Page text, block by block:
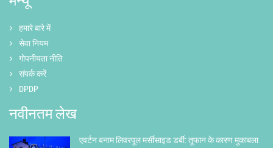
हमारे बारे में
सेवा नियम
गोपनीयता नीति
संपर्क करें
DPDP
नवीनतम लेख
एवर्टन बनाम लिवरपूल मर्सीसाइड डर्बी: तूफान के कारण मुकाबला